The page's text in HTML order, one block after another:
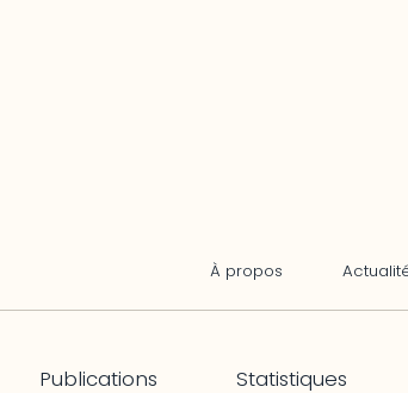
À propos
Publications Statistiques